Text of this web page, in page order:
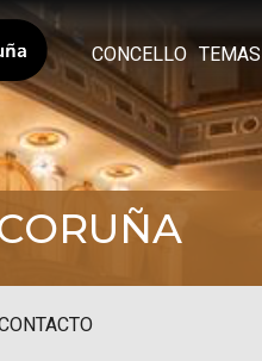
CONCELLO TEMAS